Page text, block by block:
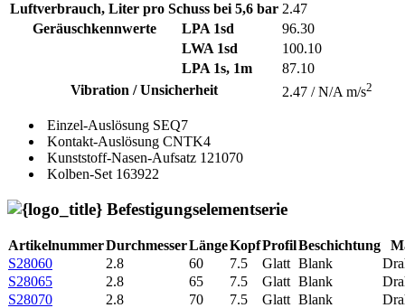
Luftverbrauch, Liter pro Schuss bei 5,6 bar 2.47
Geräuschkennwerte
LPA 1sd
96.30
LWA 1sd
100.10
LPA 1s, 1m
87.10
Vibration / Unsicherheit
2.47 / N/A m/s2
Einzel-Auslösung SEQ7
Kontakt-Auslösung CNTK4
Kunststoff-Nasen-Aufsatz 121070
Kolben-Set 163922
Befestigungselementserie
ArtikelnummerDurchmesserLängeKopfProfilBeschichtung
S28060
2.8 60 7.5 Glatt Blank
S28065
2.8 65 7.5 Glatt Blank
S28070
2.8 70 7.5 Glatt Blank